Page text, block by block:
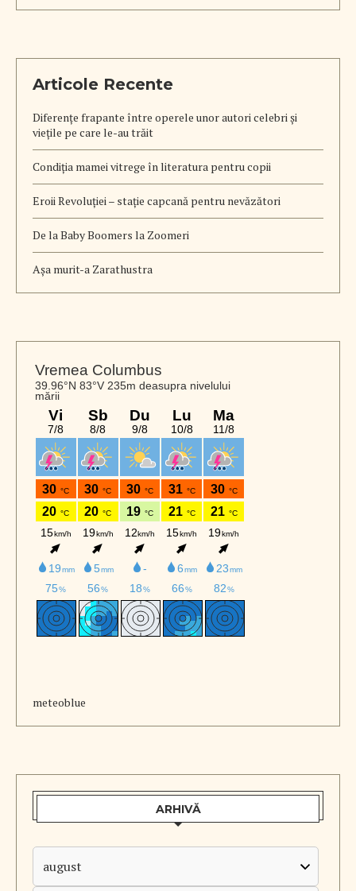
Articole Recente
Diferențe frapante între operele unor autori celebri și
viețile pe care le-au trăit
Condiția mamei vitrege în literatura pentru copii
Eroii Revoluției – stație capcană pentru nevăzători
De la Baby Boomers la Zoomeri
Aşa murit-a Zarathustra
meteoblue
ARHIVĂ